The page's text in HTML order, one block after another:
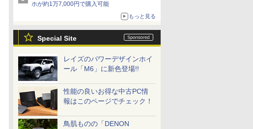
ホが約1万7,000円で購入可能
もっと見る
Special Site
レイズのパワーデザインホイ
ール「M6」に新色登場!!
性能の良いお得な中古PC情
報はこのページでチェック！
鳥肌ものの「DENON